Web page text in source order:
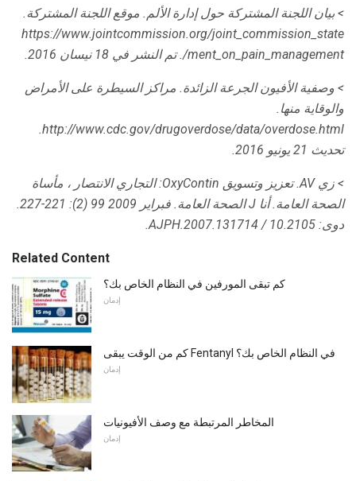
> بيان اللجنة المشتركة حول إدارة الألم. موقع اللجنة المشتركة.
https://www.jointcommission.org/joint_commission_state
ment_on_pain_management/.
تم النشر في 18 نيسان 2016.
> وصفية الأفيون الجرعة الزائدة. مراكز السيطرة على الأمراض
والوقاية منها.
http://www.cdc.gov/drugoverdose/data/overdose.html.
تحديث 21 يونيو 2016.
> زي AV.
تعزيز وتسويق OxyContin: التجاري الانتصار ، مأساة
الصحة العامة. أنا J الصحة العامة. فبراير 2009
99 (2): 221-227.
دوى: 10.2105 / AJPH.2007.131714.
Related Content
كم تبقى المورفين في النظام الخاص بك؟
إدمان
كم من الوقت يبقى Fentanyl في النظام الخاص بك؟
إدمان
المخاطر المرتبطة مع وصف الأفيونيات
إدمان